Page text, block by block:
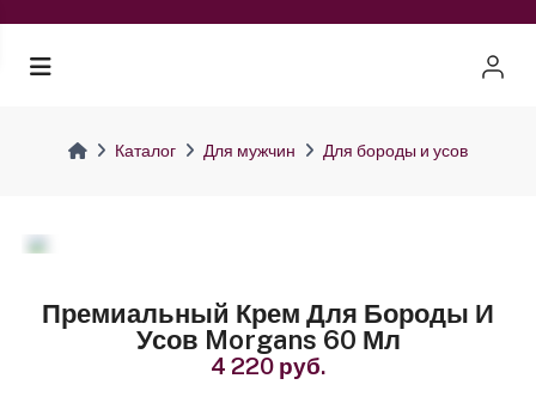
Каталог Для мужчин Для бороды и усов
Премиальный Крем Для Бороды И
Усов Morgans 60 Мл
4 220 руб.